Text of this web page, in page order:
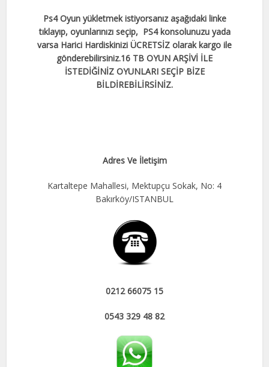
Ps4 Oyun yükletmek istiyorsanız aşağıdaki linke
tıklayıp, oyunlarınızı seçip, PS4 konsolunuzu yada
varsa Harici Hardiskinizi ÜCRETSİZ olarak kargo ile
gönderebilirsiniz.16 TB OYUN ARŞİVİ İLE
İSTEDİĞİNİZ OYUNLARI SEÇİP BİZE
BİLDİREBİLİRSİNİZ.
Adres Ve İletişim
Kartaltepe Mahallesi, Mektupçu Sokak, No: 4
Bakırköy/ISTANBUL
0212 66075 15
0543 329 48 82